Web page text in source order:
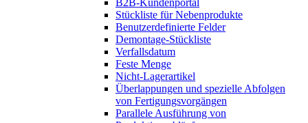
B2B-Kundenportal
Stückliste für Nebenprodukte
Benutzerdefinierte Felder
Demontage-Stückliste
Verfallsdatum
Feste Menge
Nicht-Lagerartikel
Überlappungen und spezielle Abfolgen
von Fertigungsvorgängen
Parallele Ausführung von